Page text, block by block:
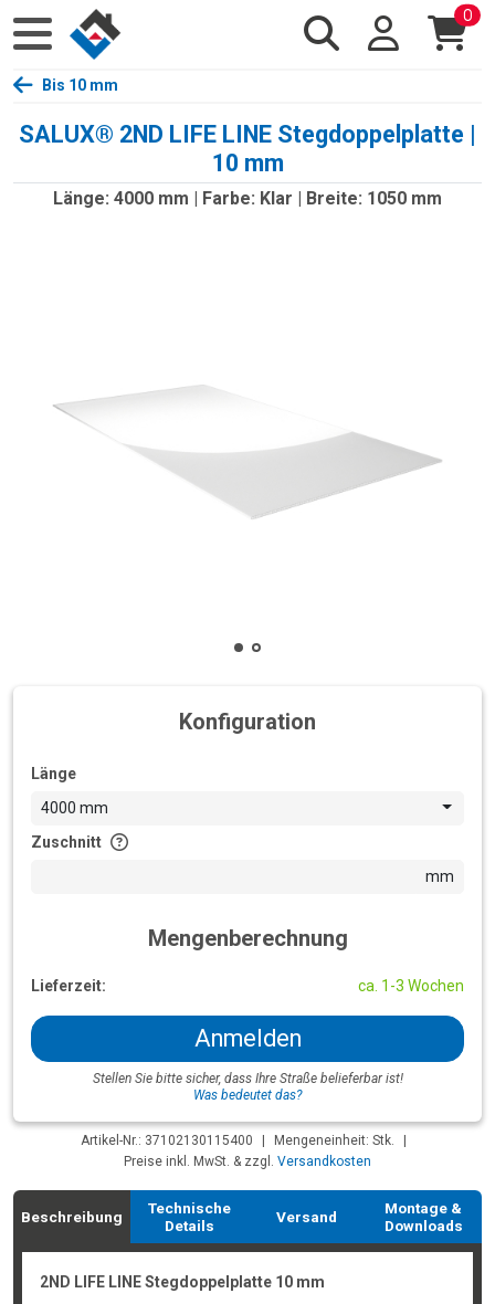
0
Bis 10 mm
SALUX® 2ND LIFE LINE Stegdoppelplatte |
10 mm
Länge: 4000 mm | Farbe: Klar | Breite: 1050 mm
Konfiguration
Länge
4000 mm
Zuschnitt
mm
Mengenberechnung
Lieferzeit: ca. 1-3 Wochen
Anmelden
Stellen Sie bitte sicher, dass Ihre Straße belieferbar ist!
Was bedeutet das?
Artikel-Nr.: 37102130115400 Mengeneinheit: Stk.
Preise inkl. MwSt. & zzgl. Versandkosten
Beschreibung
Technische
Details
Versand
Montage &
Downloads
2ND LIFE LINE Stegdoppelplatte 10 mm